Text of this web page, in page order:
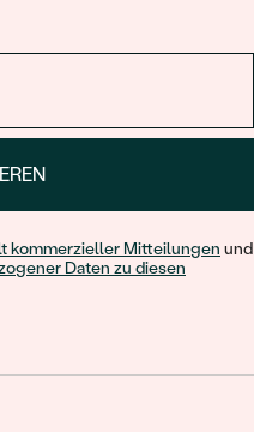
kommerzieller Mitteilungen und
Daten zu diesen